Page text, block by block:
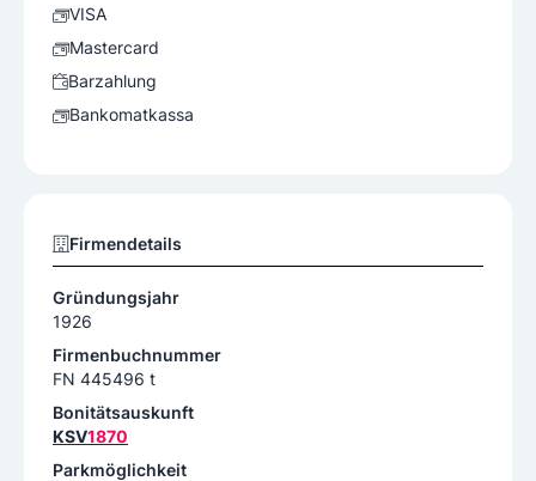
VISA
Mastercard
Barzahlung
Bankomatkassa
Firmendetails
Gründungsjahr
1926
Firmenbuchnummer
FN 445496 t
Bonitätsauskunft
KSV1870
Parkmöglichkeit